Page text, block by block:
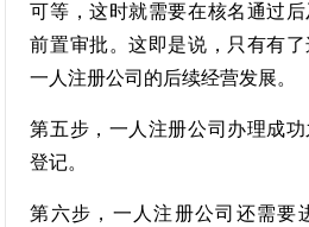
可等，这时就需要在核名通过
前置审批。这即是说，只有有
一人注册公司的后续经营发展。
第五步，一人注册公司办理成
登记。
第六步，一人注册公司还需要